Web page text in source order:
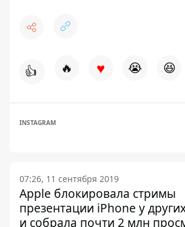
👍 🔥 ♥ 😭 😆
INSTAGRAM
07:26, 11 сентября 2019
Apple блокировала стримы
презентации iPhone у
и собрала почти 2 млн